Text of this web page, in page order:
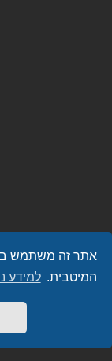
אתר זה משתמש
המיטבית. למידע